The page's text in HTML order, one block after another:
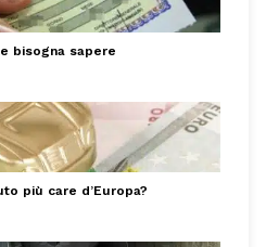
bisogna sapere
più care d’Europa?